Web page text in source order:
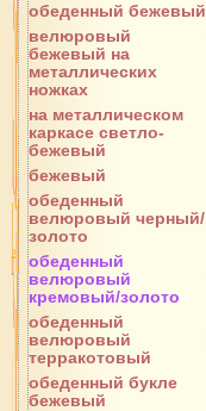
обеденный бежевый
велюровый
бежевый на
металлических
ножках
на металлическом
каркасе светло-
бежевый
бежевый
обеденный
велюровый черный/
золото
обеденный
велюровый
кремовый/золото
обеденный
велюровый
терракотовый
обеденный букле
бежевый